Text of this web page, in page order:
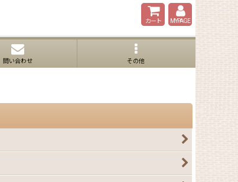
カート MYPAGE
問い合わせ その他